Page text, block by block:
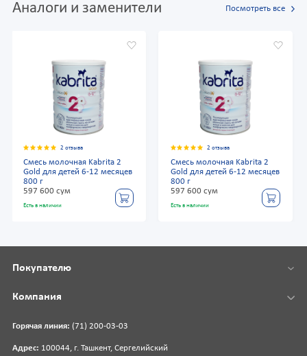
Аналоги и заменители Посмотреть все
2 отзыва
Смесь молочная Kabrita 2
Gold для детей 6-12 месяцев
800 г
597 600 сум
Есть в наличии
2 отзыва
Смесь молочная Kabrita 2
Gold для детей 6-12 месяцев
800 г
597 600 сум
Есть в наличии
Горячая линия: (71) 200-03-03
Адрес: 100044, г. Ташкент, Сергелийский
Покупателю
Компания